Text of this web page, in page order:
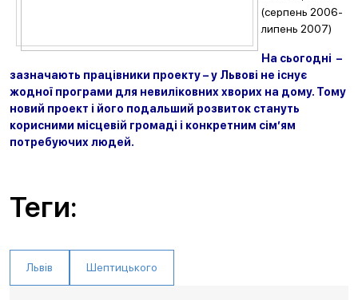
(серпень 2006-
липень 2007)
На сьогодні –
зазначають працівники проекту – у Львові не існує
жодної програми для невиліковних хворих на дому. Тому
новий проект і його подальший розвиток стануть
корисними місцевій громаді і конкретним сім’ям
потребуючих людей.
Теги:
Львів Шептицького